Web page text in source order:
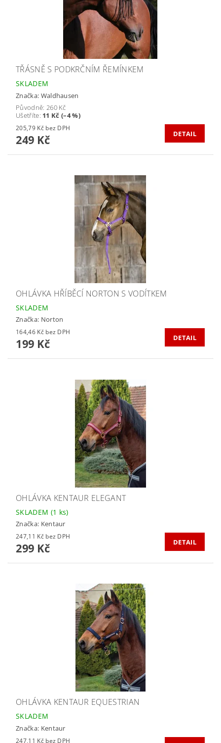
TŘÁSNĚ S PODKRČNÍM ŘEMÍNKEM
SKLADEM
Značka: Waldhausen
Původně: 260 Kč
Ušetříte: 11 Kč (–4 %)
205,79 Kč bez DPH
249 Kč DETAIL
OHLÁVKA HŘÍBĚCÍ NORTON S VODÍTKEM
SKLADEM
Značka: Norton
164,46 Kč bez DPH
199 Kč DETAIL
OHLÁVKA KENTAUR ELEGANT
SKLADEM (1 ks)
Značka: Kentaur
247,11 Kč bez DPH
299 Kč DETAIL
OHLÁVKA KENTAUR EQUESTRIAN
SKLADEM
Značka: Kentaur
247,11 Kč bez DPH